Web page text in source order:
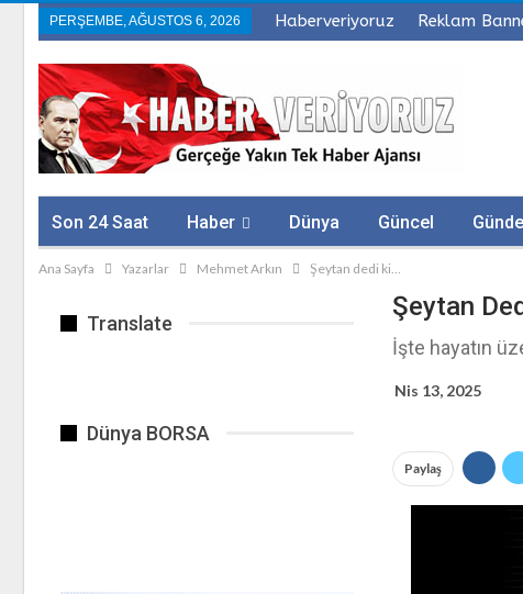
PERŞEMBE, AĞUSTOS 6, 2026 Haberveriyoruz Reklam
Son 24 Saat Haber Dünya Güncel
Sağlık Firmalar
Ana Sayfa Yazarlar Mehmet Arkın Şeytan dedi ki…
Şeytan
İşte hayatın
Nis 13, 2025
Paylaş
Translate
Dünya BORSA